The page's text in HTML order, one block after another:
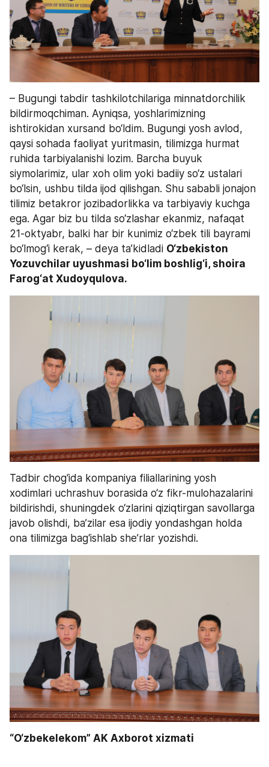
– Bugungi tabdir tashkilotchilariga minnatdorchilik
bildirmoqchiman. Ayniqsa, yoshlarimizning
ishtirokidan xursand bo‘ldim. Bugungi yosh avlod,
qaysi sohada faoliyat yuritmasin, tilimizga hurmat
ruhida tarbiyalanishi lozim. Barcha buyuk
siymolarimiz, ular xoh olim yoki badiiy so‘z ustalari
bo‘lsin, ushbu tilda ijod qilishgan. Shu sababli jonajon
tilimiz betakror jozibadorlikka va tarbiyaviy kuchga
ega. Agar biz bu tilda so‘zlashar ekanmiz, nafaqat
21-oktyabr, balki har bir kunimiz o‘zbek tili bayrami
bo‘lmog‘i kerak, – deya ta’kidladi O‘zbekiston
Yozuvchilar uyushmasi bo‘lim boshlig‘i, shoira
Farog‘at Xudoyqulova.
Tadbir chog‘ida kompaniya filiallarining yosh
xodimlari uchrashuv borasida o‘z fikr-mulohazalarini
bildirishdi, shuningdek o‘zlarini qiziqtirgan savollarga
javob olishdi, ba’zilar esa ijodiy yondashgan holda
ona tilimizga bag‘ishlab she’rlar yozishdi.
“O‘zbekelekom” AK Axborot xizmati